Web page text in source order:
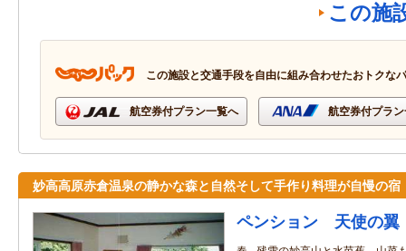
この施
この施設と交通手段を自由に組み合わせたおトクな
航空券付プラン一覧へ 航空券付プラ
妙高高原赤倉温泉の静かな森と自然そして手作り料理が自慢の宿
ペンション 天使の翼